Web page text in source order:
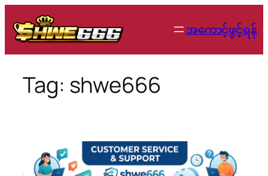
to
content
အကောင့်ဖွင့်ရန်
Tag: shwe666